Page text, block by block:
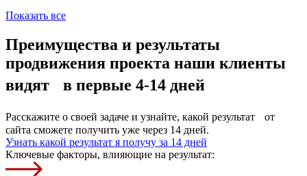
Показать все
Преимущества и результаты
продвижения проекта наши клиенты
видят в первые 4-14 дней
Расскажите о своей задаче и узнайте, какой результат от
сайта сможете получить уже через 14 дней.
Узнать какой результат я получу за 14 дней
Ключевые факторы, влияющие на результат: